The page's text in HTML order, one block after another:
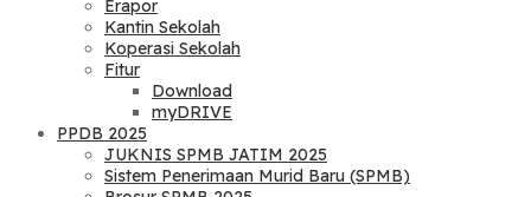
Erapor
Kantin Sekolah
Koperasi Sekolah
Fitur
Download
myDRIVE
PPDB 2025
JUKNIS SPMB JATIM 2025
Sistem Penerimaan Murid Baru (SPMB)